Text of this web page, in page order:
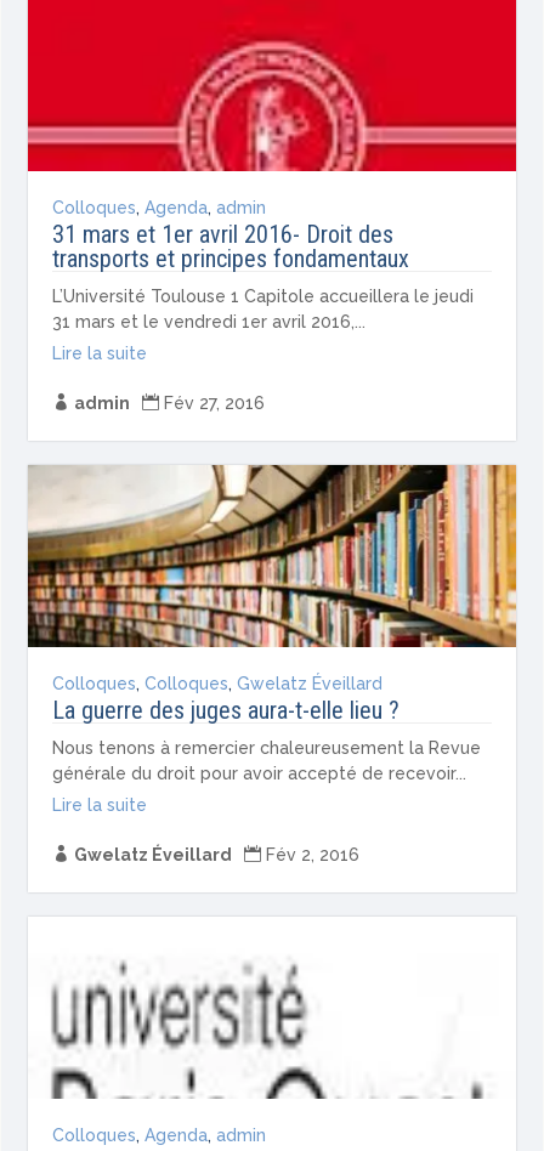
Colloques,Agenda,admin
31 mars et 1er avril 2016- Droit des
transports et principes fondamentaux
L’Université Toulouse 1 Capitole accueillera le jeudi
31 mars et le vendredi 1er avril 2016,...
Lire la suite
 admin  Fév 27, 2016
Colloques,Colloques,Gwelatz Éveillard
La guerre des juges aura-t-elle lieu ?
Nous tenons à remercier chaleureusement la Revue
générale du droit pour avoir accepté de recevoir...
Lire la suite
 Gwelatz Éveillard  Fév 2, 2016
Colloques,Agenda,admin